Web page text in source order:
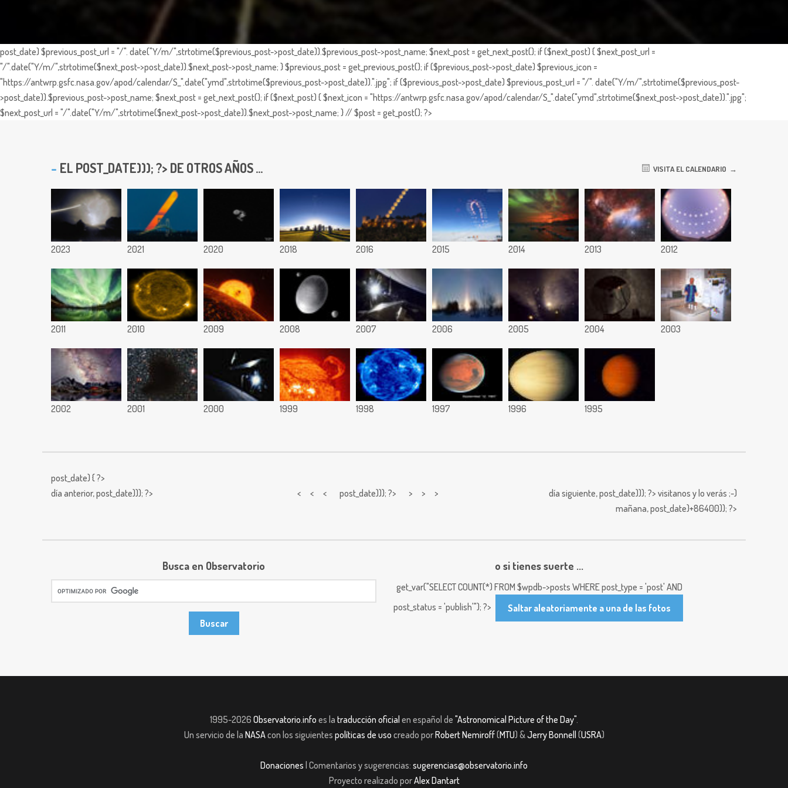
post_date) $previous_post_url = "/". date("Y/m/",strtotime($previous_post->post_date)).$previous_post->post_name; $next_post = get_next_post(); if ($next_post) { $next_post_url =
"/".date("Y/m/",strtotime($next_post->post_date)).$next_post->post_name; } $previous_post = get_previous_post(); if ($previous_post->post_date) $previous_icon =
"https://antwrp.gsfc.nasa.gov/apod/calendar/S_".date("ymd",strtotime($previous_post->post_date)).".jpg"; if ($previous_post->post_date) $previous_post_url = "/". date("Y/m/",strtotime($previous_post-
>post_date)).$previous_post->post_name; $next_post = get_next_post(); if ($next_post) { $next_icon = "https://antwrp.gsfc.nasa.gov/apod/calendar/S_".date("ymd",strtotime($next_post->post_date)).".jpg";
$next_post_url = "/".date("Y/m/",strtotime($next_post->post_date)).$next_post->post_name; } // $post = get_post(); ?>
EL POST_DATE))); ?> DE OTROS AÑOS ... VISITA EL CALENDARIO
2023 2021 2020 2018 2016 2015 2014 2013 2012
2011 2010 2009 2008 2007 2006 2005 2004 2003
2002 2001 2000 1999 1998 1997 1996 1995
post_date) { ?>
día anterior,post_date))); ?> < < < post_date))); ?> > > > día siguiente,post_date))); ?> visitanos y lo verás ;-)
mañana,post_date)+86400)); ?>
Busca en Observatorio o si tienes suerte ...
get_var("SELECT COUNT(*) FROM $wpdb->posts WHERE post_type = 'post' AND
post_status = 'publish'"); ?>
Saltar aleatoriamente a una de las fotos
1995-2026 Observatorio.info es la traducción oficial en español de "Astronomical Picture of the Day".
Un servicio de la NASAcon los siguientes políticas de uso creado porRobert Nemiroff(MTU) &Jerry Bonnell (USRA)
Donaciones | Comentarios y sugerencias: sugerencias@observatorio.info
Proyecto realizado porAlex Dantart